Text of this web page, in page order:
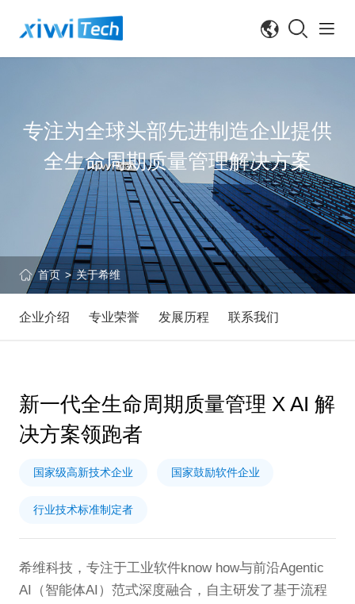
专注为全球头部先进制造企业提供
全生命周期质量管理解决方案
首页 > 关于希维
企业介绍 专业荣誉 发展历程 联系我们
新一代全生命周期质量管理 X AI 解
决方案领跑者
国家级高新技术企业 国家鼓励软件企业
行业技术标准制定者
希维科技，专注于工业软件know how与前沿Agentic
AI（智能体AI）范式深度融合，自主研发了基于流程